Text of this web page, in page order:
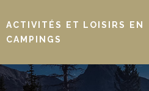
ACTIVITÉS ET LOISIRS EN
CAMPINGS